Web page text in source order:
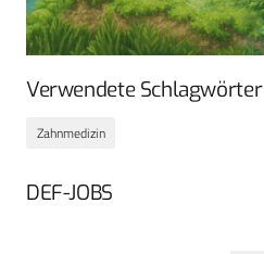
Verwendete Schlagwörter
Zahnmedizin
DEF-JOBS